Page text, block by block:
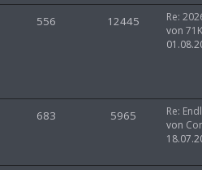
556 12445
Re:
von
683 5965
Re:
von